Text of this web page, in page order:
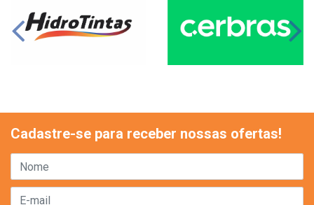
Cadastre-se para receber nossas ofertas!